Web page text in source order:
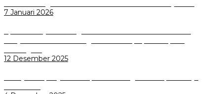
7 Januari 2026
12 Desember 2025